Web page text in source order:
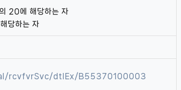
20에 해당하는 자
당하는 자
rcvfvrSvc/dtlEx/B55370100003